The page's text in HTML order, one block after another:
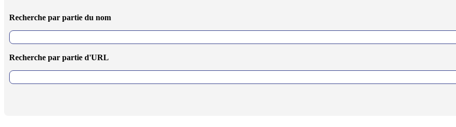
Recherche par partie du nom
Recherche par partie d'URL